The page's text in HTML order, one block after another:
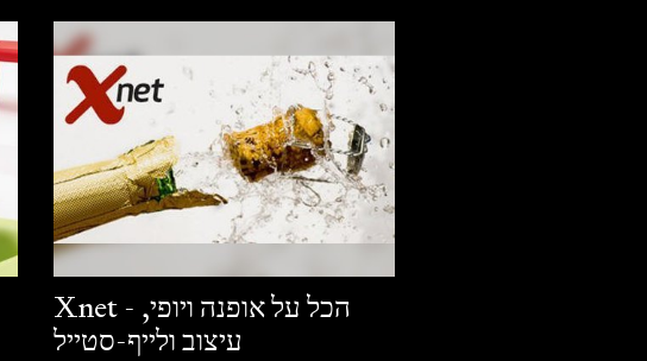
Xnet - הכל על אופנה ויופי,
עיצוב ולייף-סטייל